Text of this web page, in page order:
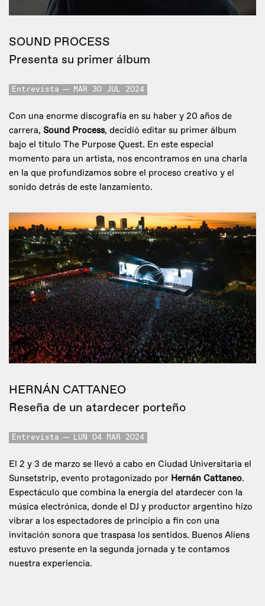
SOUND PROCESS
Presenta su primer álbum
Entrevista MAR 30 JUL 2024
Con una enorme discografía en su haber y 20 años de
carrera, Sound Process, decidió editar su primer álbum
bajo el título The Purpose Quest. En este especial
momento para un artista, nos encontramos en una charla
en la que profundizamos sobre el proceso creativo y el
sonido detrás de este lanzamiento.
HERNÁN CATTANEO
Reseña de un atardecer porteño
Entrevista LUN 04 MAR 2024
El 2 y 3 de marzo se llevó a cabo en Ciudad Universitaria el
Sunsetstrip, evento protagonizado por Hernán Cattaneo.
Espectáculo que combina la energía del atardecer con la
música electrónica, donde el DJ y productor argentino hizo
vibrar a los espectadores de principio a fin con una
invitación sonora que traspasa los sentidos. Buenos Aliens
estuvo presente en la segunda jornada y te contamos
nuestra experiencia.